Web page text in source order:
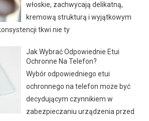
włoskie, zachwycają delikatną,
kremową strukturą i wyjątkowym
tkwi nie ty
Jak Wybrać Odpowiednie Etui
Ochronne Na Telefon?
Wybór odpowiedniego etui
ochronnego na telefon może być
decydującym czynnikiem w
zabezpieczaniu urządzenia przed